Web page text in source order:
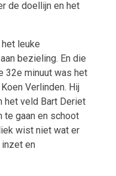
de doellijn en het
leuke
bezieling. En die
32e minuut was het
Verlinden. Hij
het veld Bart Deriet
te gaan en schoot
wist niet wat er
inzet en